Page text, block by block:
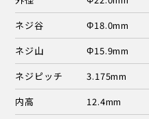
ネジ谷
Φ18.0mm
ネジ山
Φ15.9mm
ネジピッチ
3.175mm
内高
12.4mm